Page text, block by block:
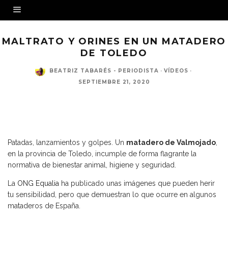
MALTRATO Y ORINES EN UN MATADERO
DE TOLEDO
BEATRIZ TABARÉS - PERIODISTA · VÍDEOS ·
SEPTIEMBRE 21, 2020
Patadas, lanzamientos y golpes. Un matadero de Valmojado
en la provincia de Toledo, incumple de forma flagrante la
normativa de bienestar animal, higiene y seguridad.
La ONG Equalia ha publicado unas imágenes que pueden herir
tu sensibilidad, pero que demuestran lo que ocurre en algunos
mataderos de España.